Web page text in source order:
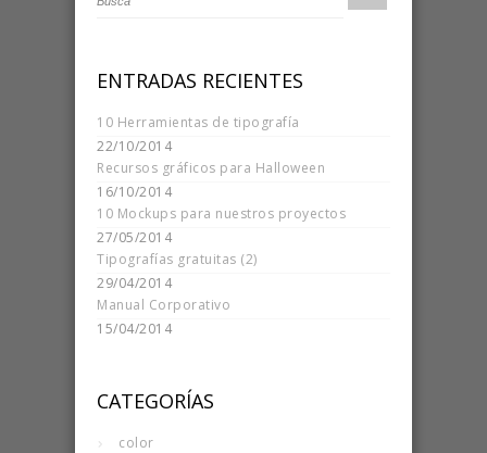
ENTRADAS RECIENTES
10 Herramientas de tipografía
22/10/2014
Recursos gráficos para Halloween
16/10/2014
10 Mockups para nuestros proyectos
27/05/2014
Tipografías gratuitas (2)
29/04/2014
Manual Corporativo
15/04/2014
CATEGORÍAS
color